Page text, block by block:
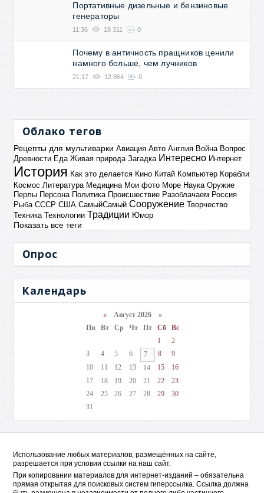
Портативные дизельные и бензиновые
генераторы
11:36 18 311 0
Почему в античность пращников ценили
намного больше, чем лучников
21:17 12 864 0
Облако тегов
Рецепты для мультиварки Авиация Авто Англия Война Вопрос
Древности Еда Живая природа Загадка Интересно Интернет
История Как это делается Кино Китай Компьютер Корабли
Космос Литература Медицина Мои фото Море Наука Оружие
Перлы Персона Политика Происшествие Разоблачаем Россия
Рыба СССР США СамыйСамый Сооружение Творчество
Техника Технологии Традиции Юмор
Показать все теги
Опрос
Календарь
«Август 2026 »
Пн
Вт Ср Чт Пт Сб
Вс
1
2
3
4 5 6 7 8
9
10
11 12 13 14 15
16
17
18 19 20 21 22
23
24
25 26 27 28 29
30
31
Использование любых материалов, размещённых на сайте,
разрешается при условии ссылки на наш сайт.
При копировании материалов для интернет-изданий – обязательна
прямая открытая для поисковых систем гиперссылка. Ссылка должна